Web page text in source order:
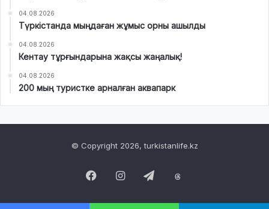
04.08.2026
Түркістанда мыңдаған жұмыс орны ашылды
04.08.2026
Кентау тұрғындарына жақсы жаңалық!
04.08.2026
200 мың туристке арналған аквапарк
© Copyright 2026, turkistanlife.kz
FacebookInstagramTelegram